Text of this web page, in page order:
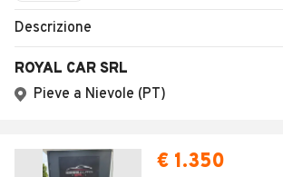
Descrizione
ROYAL CAR SRL
Pieve a Nievole (PT)
€ 1.350